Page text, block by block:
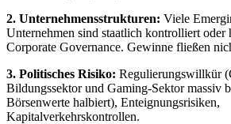
2. Unternehmensstrukturen: Viele
Unternehmen sind staatlich kontrolliert oder
Corporate Governance. Gewinne fließen
3. Politisches Risiko: Regulierungswillkür
Bildungssektor und Gaming-Sektor massiv
Börsenwerte halbiert), Enteignungsrisiken,
Kapitalverkehrskontrollen.